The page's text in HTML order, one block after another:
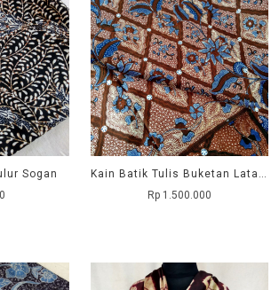
Sogan
Kain Batik Tulis Buketan Latar Sidomukti
Rp 1.500.000